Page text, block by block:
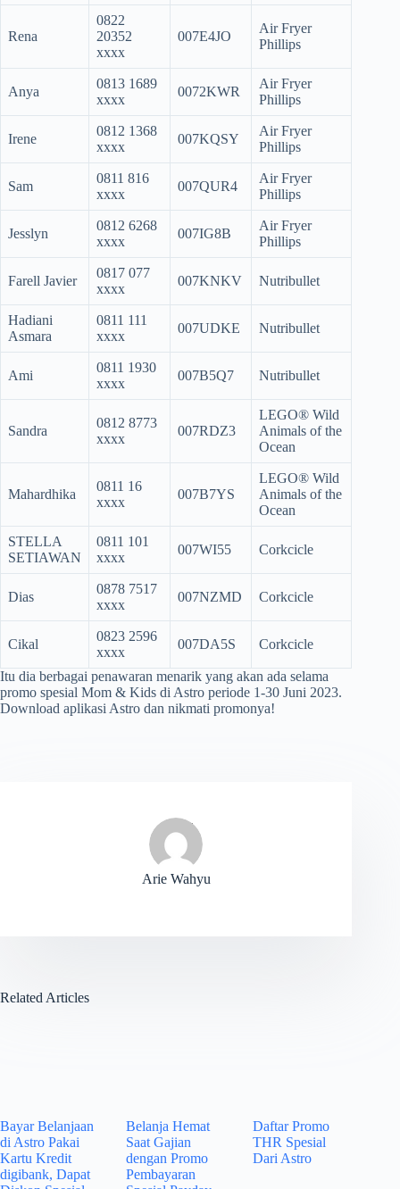
Rena
0822
20352
xxxx
007E4JO
Air Fryer
Phillips
Anya
0813 1689
xxxx
0072KWR
Air Fryer
Phillips
Irene
0812 1368
xxxx
007KQSY
Air Fryer
Phillips
Sam
0811 816
xxxx
007QUR4
Air Fryer
Phillips
Jesslyn
0812 6268
xxxx
007IG8B
Air Fryer
Phillips
Farell Javier
0817 077
xxxx
007KNKV Nutribullet
Hadiani
Asmara
0811 111
xxxx
007UDKE Nutribullet
Ami
0811 1930
xxxx
007B5Q7 Nutribullet
Sandra
0812 8773
xxxx
007RDZ3
LEGO® Wild
Animals of the
Ocean
Mahardhika
0811 16
xxxx
007B7YS
LEGO® Wild
Animals of the
Ocean
STELLA
SETIAWAN
0811 101
xxxx
007WI55 Corkcicle
Dias
0878 7517
xxxx
007NZMD Corkcicle
Cikal
0823 2596
xxxx
007DA5S Corkcicle
Itu dia berbagai penawaran menarik yang akan ada selama
promo spesial Mom & Kids di Astro periode 1-30 Juni 2023.
Download aplikasi Astro dan nikmati promonya!
Arie Wahyu
Related Articles
Bayar Belanjaan
di Astro Pakai
Kartu Kredit
digibank, Dapat
Belanja Hemat
Saat Gajian
dengan Promo
Pembayaran
Daftar Promo
THR Spesial
Dari Astro